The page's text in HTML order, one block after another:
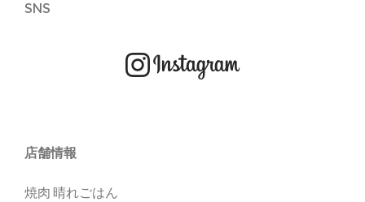
SNS
店舗情報
焼肉 晴れごはん